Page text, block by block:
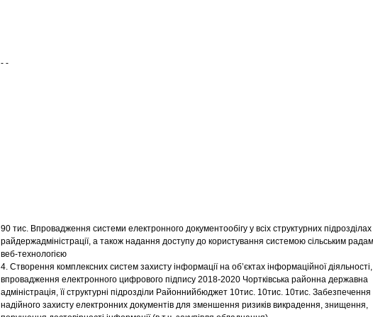
- -
90 тис. Впровадження системи електронного документообігу у всіх структурних підрозділах
райдержадміністрації, а також надання доступу до користування системою сільським
веб-технологією
4. Створення комплексних систем захисту інформації на об’єктах інформаційної діяльності,
впровадження електронного цифрового підпису 2018-2020 Чортківська районна державна
адміністрація, її структурні підрозділи Районнийбюджет 10тис. 10тис. 10тис. Забезпечення
надійного захисту електронних документів для зменшення ризиків викрадення, знищення,